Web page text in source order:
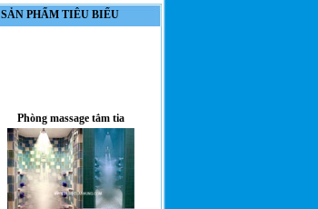
PHƯƠNG ÁN XỬ
LÝ NƯỚC SINH
chương
Bạn lên bơi ở đâu
trong mùa hè này?
SẢN PHẨM TIÊU BIỂU